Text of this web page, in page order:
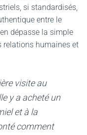
si standardisés,
entre le
dépasse la simple
relations humaines et
visite au
y a acheté un
et à la
comment